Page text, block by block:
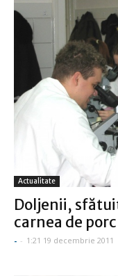
Actualitate
Doljenii,
carnea de porc
- - 1:21 19 decembrie 2011